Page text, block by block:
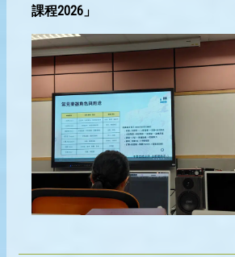
課程2026」